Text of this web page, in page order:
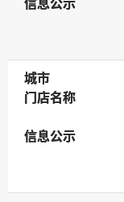
信息公示
信息公示
城市
城市
门店名称
门店名称
信息公示
信息公示